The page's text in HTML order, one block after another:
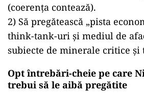
(coerența contează).
2) Să pregătească „pista
think-tank-uri și mediul de
subiecte de minerale critice și
Opt întrebări-cheie pe care
trebui să le aibă pregătite